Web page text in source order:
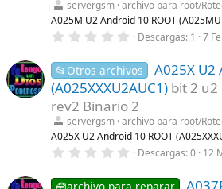
e
l
a
(
s
)
servergsm archivo para root/
A025M U2 Android 10 ROOT
0
0
0
e
s
t
r
e
l
a
(
s
Descargas 1 7
📂Otros archivos
A025X U2
(A025XXXU2AUC1) bit 2
rev2 Binario 2
servergsm archivo para root/
A025X U2 Android 10 ROOT
0
0
0
Descargas 0 12
🧰archivo para reparar